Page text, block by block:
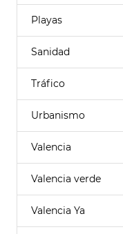
Playas
Sanidad
Tráfico
Urbanismo
Valencia
Valencia verde
Valencia Ya